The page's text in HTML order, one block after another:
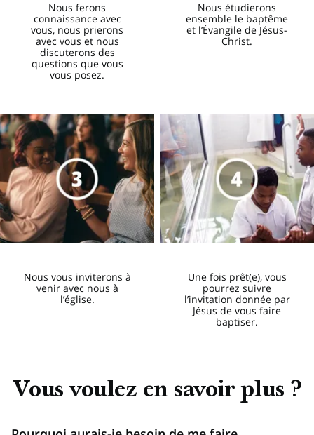
Nous ferons
connaissance avec
vous, nous prierons
avec vous et nous
discuterons des
questions que vous
vous posez.
Nous étudierons
ensemble le baptême
et l’Évangile de Jésus-
Christ.
Nous vous inviterons à
venir avec nous à
l’église.
Une fois prêt(e), vous
pourrez suivre
l’invitation donnée par
Jésus de vous faire
baptiser.
Vous voulez en savoir plus ?